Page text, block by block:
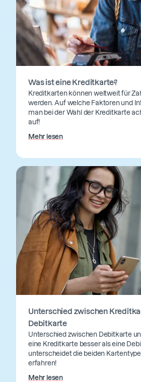
Was ist eine Kreditkarte?
Kreditkarten können weltweit für
werden. Auf welche Faktoren und
man bei der Wahl der Kreditkarte
auf!
Mehr lesen
Unterschied zwischen
Debitkarte
Unterschied zwischen Debitkarte
eine Kreditkarte besser als eine
unterscheidet die beiden
erfahren!
Mehr lesen